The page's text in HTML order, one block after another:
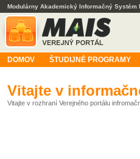
Modulárny Akademický Informačný Systém
DOMOV ŠTUDIJNÉ PROGRAMY
Vitajte v
Vitajte v rozhraní Verejného portálu